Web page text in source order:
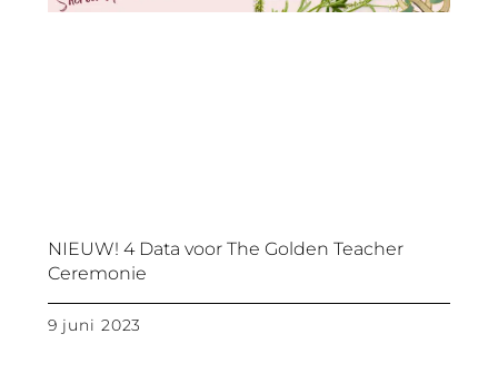
NIEUW! 4 Data voor The Golden Teacher
Ceremonie
9 juni 2023